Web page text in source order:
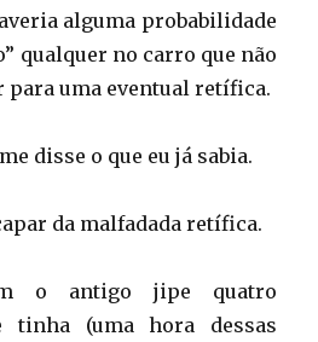
alguma probabilidade
qualquer no carro que não
para uma eventual retífica.
disse o que eu já sabia.
da malfadada retífica.
o antigo jipe quatro
tinha (uma hora dessas